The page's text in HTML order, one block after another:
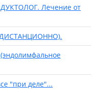
Лечение от
"при деле"...